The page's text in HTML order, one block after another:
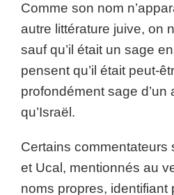
Comme son nom
autre littérature juive, on
sauf qu’il était un sage
pensent qu’il était peut-
profondément sage d’un
qu’Israël.
Certains commentateurs
et Ucal, mentionnés au
noms propres, identifiant